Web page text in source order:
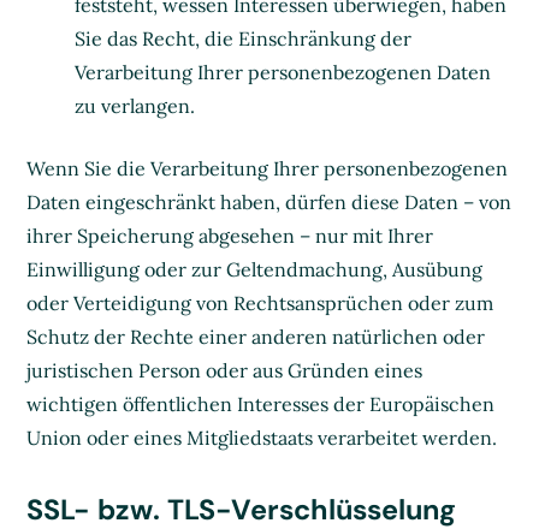
Sie das Recht, die Einschränkung der
Verarbeitung Ihrer personenbezogenen Daten
zu verlangen.
Wenn Sie die Verarbeitung Ihrer personenbezogenen
Daten eingeschränkt haben, dürfen diese Daten – von
ihrer Speicherung abgesehen – nur mit Ihrer
Einwilligung oder zur Geltendmachung, Ausübung
oder Verteidigung von Rechtsansprüchen oder zum
Schutz der Rechte einer anderen natürlichen oder
juristischen Person oder aus Gründen eines
wichtigen öffentlichen Interesses der Europäischen
Union oder eines Mitgliedstaats verarbeitet werden.
SSL- bzw. TLS-Verschlüsselung